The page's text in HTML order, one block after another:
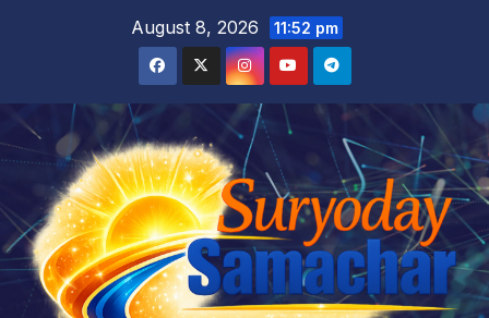
August 8, 2026 11:52 pm